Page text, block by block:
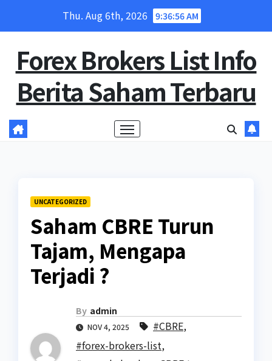
Thu. Aug 6th, 2026 9:36:57 AM
Forex Brokers List Info
Berita Saham Terbaru
UNCATEGORIZED
Saham CBRE Turun
Tajam, Mengapa
Terjadi ?
By admin
NOV 4, 2025 #CBRE,
#forex-brokers-list,